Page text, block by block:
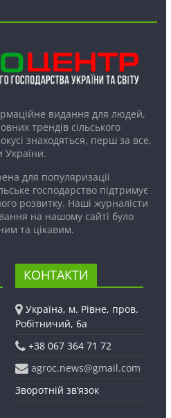
видання для людей,
трендів сільського
знаходяться, перш за все,
України.
для популяризації
господарство підтримує
розвитку. Наші журналісти
на нашому сайті було
та цікавим.
КОНТАКТИ
Україна, м. Рівне, пров.
Робітничий, 6а
+38 067 364 71 72
agroc.news@gmail.com
Зворотній зв’язок